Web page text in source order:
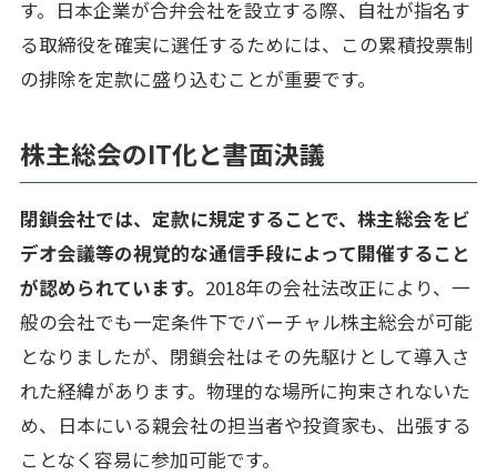
す。日本企業が合弁会社を設立する際、自社が指名す
る取締役を確実に選任するためには、この累積投票制
の排除を定款に盛り込むことが重要です。
株主総会のIT化と書面決議
閉鎖会社では、定款に規定することで、株主総会をビ
デオ会議等の視覚的な通信手段によって開催すること
が認められています。 2018年の会社法改正により、一
般の会社でも一定条件下でバーチャル株主総会が可能
となりましたが、閉鎖会社はその先駆けとして導入さ
れた経緯があります。物理的な場所に拘束されないた
め、日本にいる親会社の担当者や投資家も、出張する
ことなく容易に参加可能です。